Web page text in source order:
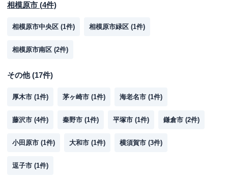
相模原市 (4件)
相模原市中央区 (1件) 相模原市緑区 (1件)
相模原市南区 (2件)
その他(17件)
厚木市 (1件) 茅ヶ崎市 (1件) 海老名市 (1件)
藤沢市 (4件) 秦野市 (1件) 平塚市 (1件) 鎌倉市 (2件)
小田原市 (1件) 大和市 (1件) 横須賀市 (3件)
逗子市 (1件)